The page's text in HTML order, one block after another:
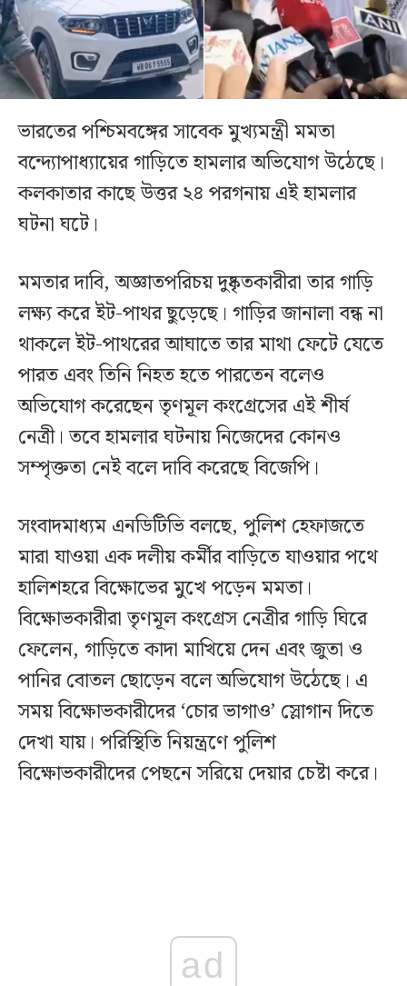
ভারতের পশ্চিমবঙ্গের সাবেক মুখ্যমন্ত্রী মমতা
বন্দ্যোপাধ্যায়ের গাড়িতে হামলার অভিযোগ উঠেছে।
কলকাতার কাছে উত্তর ২৪ পরগনায় এই হামলার
ঘটনা ঘটে।
মমতার দাবি, অজ্ঞাতপরিচয় দুষ্কৃতকারীরা তার গাড়ি
লক্ষ্য করে ইট-পাথর ছুড়েছে। গাড়ির জানালা বন্ধ না
থাকলে ইট-পাথরের আঘাতে তার মাথা ফেটে যেতে
পারত এবং তিনি নিহত হতে পারতেন বলেও
অভিযোগ করেছেন তৃণমূল কংগ্রেসের এই শীর্ষ
নেত্রী। তবে হামলার ঘটনায় নিজেদের কোনও
সম্পৃক্ততা নেই বলে দাবি করেছে বিজেপি।
সংবাদমাধ্যম এনডিটিভি বলছে, পুলিশ হেফাজতে
মারা যাওয়া এক দলীয় কর্মীর বাড়িতে যাওয়ার পথে
হালিশহরে বিক্ষোভের মুখে পড়েন মমতা।
বিক্ষোভকারীরা তৃণমূল কংগ্রেস নেত্রীর গাড়ি ঘিরে
ফেলেন, গাড়িতে কাদা মাখিয়ে দেন এবং জুতা ও
পানির বোতল ছোড়েন বলে অভিযোগ উঠেছে। এ
সময় বিক্ষোভকারীদের ‘চোর ভাগাও’ স্লোগান দিতে
দেখা যায়। পরিস্থিতি নিয়ন্ত্রণে পুলিশ
বিক্ষোভকারীদের পেছনে সরিয়ে দেয়ার চেষ্টা করে।
ad